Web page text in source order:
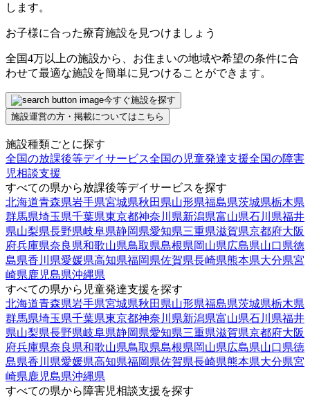
します。
お子様に合った療育施設を見つけましょう
全国4万以上の施設から、お住まいの地域や希望の条件に合
わせて最適な施設を簡単に見つけることができます。
今すぐ施設を探す
施設運営の方・掲載についてはこちら
施設種類ごとに探す
全国の放課後等デイサービス全国の児童発達支援全国の障害
児相談支援
すべての県から放課後等デイサービスを探す
北海道青森県岩手県宮城県秋田県山形県福島県茨城県栃木県
群馬県埼玉県千葉県東京都神奈川県新潟県富山県石川県福井
県山梨県長野県岐阜県静岡県愛知県三重県滋賀県京都府大阪
府兵庫県奈良県和歌山県鳥取県島根県岡山県広島県山口県徳
島県香川県愛媛県高知県福岡県佐賀県長崎県熊本県大分県宮
崎県鹿児島県沖縄県
すべての県から児童発達支援を探す
北海道青森県岩手県宮城県秋田県山形県福島県茨城県栃木県
群馬県埼玉県千葉県東京都神奈川県新潟県富山県石川県福井
県山梨県長野県岐阜県静岡県愛知県三重県滋賀県京都府大阪
府兵庫県奈良県和歌山県鳥取県島根県岡山県広島県山口県徳
島県香川県愛媛県高知県福岡県佐賀県長崎県熊本県大分県宮
崎県鹿児島県沖縄県
すべての県から障害児相談支援を探す